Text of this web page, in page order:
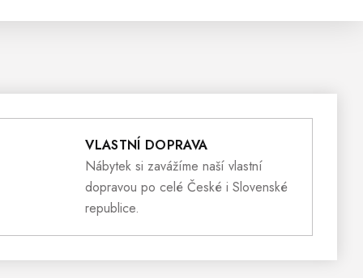
VLASTNÍ DOPRAVA
Nábytek si zavážíme naší vlastní
dopravou po celé České i Slovenské
republice.